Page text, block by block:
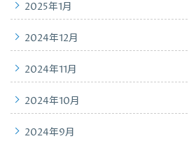
2025年1月
2024年12月
2024年11月
2024年10月
2024年9月